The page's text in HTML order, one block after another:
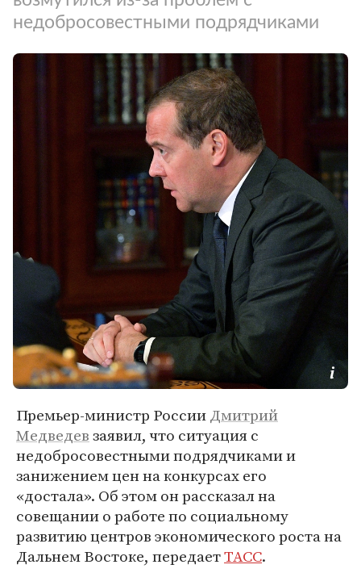
недобросовестными подрядчиками
Премьер-министр РоссииДмитрий
Медведевзаявил, что ситуация с
недобросовестными подрядчиками и
занижением цен на конкурсах его
«достала». Об этом он рассказал на
совещании о работе по социальному
развитию центров экономического роста на
Дальнем Востоке, передаетТАСС.